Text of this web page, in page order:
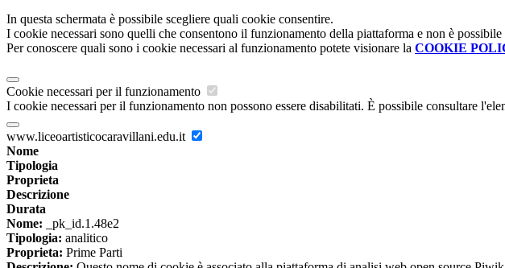
In questa schermata è possibile scegliere quali cookie consentire.
I cookie necessari sono quelli che consentono il funzionamento della piattaforma e non è
Per conoscere quali sono i cookie necessari al funzionamento potete visionare la COOKIE
Cookie necessari per il funzionamento
I cookie necessari per il funzionamento non possono essere disabilitati. È possibile consultare
www.liceoartisticocaravillani.edu.it
Nome
Tipologia
Proprieta
Descrizione
Durata
Nome: _pk_id.1.48e2
Tipologia: analitico
Proprieta: Prime Parti